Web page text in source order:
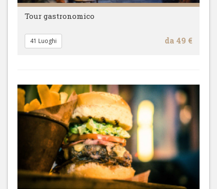
Tour gastronomico
da 49 €
41 Luoghi